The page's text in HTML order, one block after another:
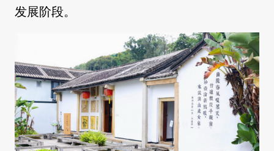
发展阶段。